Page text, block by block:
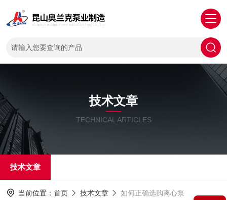
技术文章
TECHNICAL ARTICLES
技术文章
当前位置： 首页 技术文章 如何正确选购离心泵